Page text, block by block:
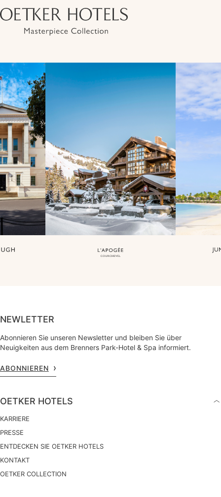
NEWLETTER
Abonnieren Sie unseren Newsletter und bleiben Sie über
Neuigkeiten aus dem Brenners Park-Hotel & Spa informiert.
ABONNIEREN
OETKER HOTELS
KARRIERE
PRESSE
ENTDECKEN SIE OETKER HOTELS
KONTAKT
OETKER COLLECTION